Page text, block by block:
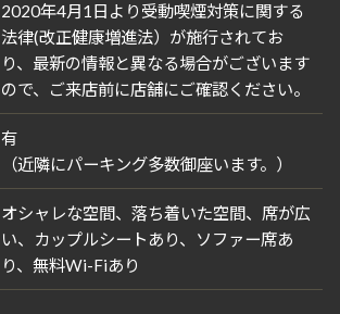
2020年4月1日より受動喫煙対策に関する
法律(改正健康増進法）が施行されてお
り、最新の情報と異なる場合がございます
ので、ご来店前に店舗にご確認ください。
有
（近隣にパーキング多数御座います。）
オシャレな空間、落ち着いた空間、席が広
い、カップルシートあり、ソファー席あ
り、無料Wi-Fiあり